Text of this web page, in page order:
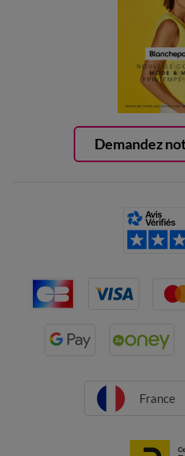
Demandez
France